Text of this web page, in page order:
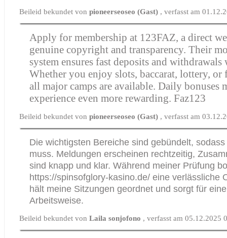
Beileid bekundet vonpioneerseoseo (Gast) , verfasst am
Apply for membership at 123FAZ, a direct
genuine copyright and transparency. Their
system ensures fast deposits and
Whether you enjoy slots, baccarat, lottery,
all major camps are available. Daily bonuses
experience even more rewarding.Faz123
Beileid bekundet vonpioneerseoseo (Gast) , verfasst am
Die wichtigsten Bereiche sind gebündelt,
muss. Meldungen erscheinen rechtzeitig,
sind knapp und klar. Während meiner Prüfung
https://spinsofglory-kasino.de/ eine verlässliche
hält meine Sitzungen geordnet und sorgt für
Arbeitsweise.
Beileid bekundet vonLaila sonjofono , verfasst am 05.12.2025